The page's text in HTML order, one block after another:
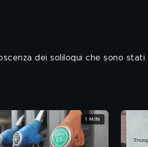
dei soliloqui che sono
1 MIN